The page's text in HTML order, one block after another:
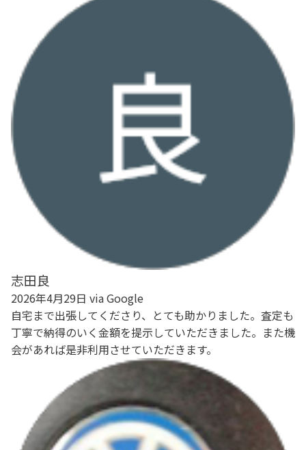
志田良
2026年4月29日 via Google
自宅まで出張してくださり、とても助かりました。査定も
丁寧で納得のいく金額を提示していただきました。また機
会があれば是非利用させていただきます。